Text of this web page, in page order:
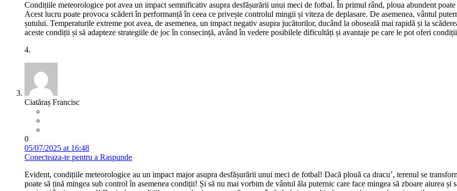
Condițiile meteorologice pot avea un impact semnificativ asupra desfășurării unui meci de fotbal. În primul rând, ploua abundent
Acest lucru poate provoca scăderi în performanță în ceea ce privește controlul mingii și viteza de deplasare. De asemenea, vântul
șutului. Temperaturile extreme pot avea, de asemenea, un impact negativ asupra jucătorilor, ducând la oboseală mai rapidă și la
aceste condiții și să adapteze strategiile de joc în consecință, având în vedere posibilele dificultăți și avantaje pe care le pot oferi
4.
Ciatăraș Francisc
0
05/07/2025 at 16:48
Conecteaza-te pentru a Raspunde
Evident, condițiile meteorologice au un impact major asupra desfășurării unui meci de fotbal! Dacă plouă ca dracu’, terenul se
poate să țină mingea sub control în asemenea condiții! Și să nu mai vorbim de vântul ăla puternic care face mingea să zboare aiurea